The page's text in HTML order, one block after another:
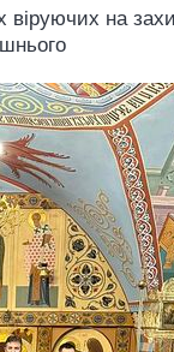
на